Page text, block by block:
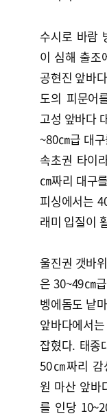
수시로 바람
이 심해 출조
공현진 앞바
도의 피문어
고성 앞바다
~80㎝급 대
속초권 타이
㎝짜리 대구
피싱에서는
래미 입질이
울진권 갯바
은 30~49㎝
벵에돔도 낱
앞바다에서
잡혔다. 태종
50㎝짜리 감
원 마산 앞바
를 인당